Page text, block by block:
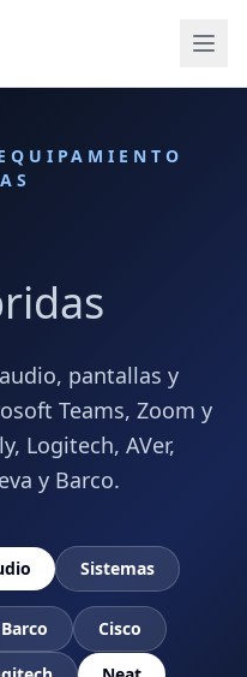
pantallas y
Teams, Zoom y
Logitech, AVer,
y Barco.
Sistemas
Barco
Cisco